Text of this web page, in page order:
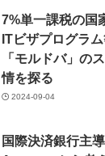
7%単一課税の国
ITビザプログラ
「モルドバ」の
情を探る
2024-09-04
国際決済銀行主